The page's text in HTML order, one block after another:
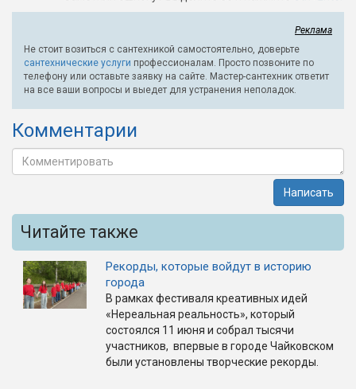
Реклама
Не стоит возиться с сантехникой самостоятельно, доверьте
сантехнические услуги профессионалам. Просто позвоните по
телефону или оставьте заявку на сайте. Мастер-сантехник ответит
на все ваши вопросы и выедет для устранения неполадок.
Комментарии
Написать
Читайте также
Рекорды, которые войдут в историю
города
В рамках фестиваля креативных идей
«Нереальная реальность», который
состоялся 11 июня и собрал тысячи
участников, впервые в городе Чайковском
были установлены творческие рекорды.